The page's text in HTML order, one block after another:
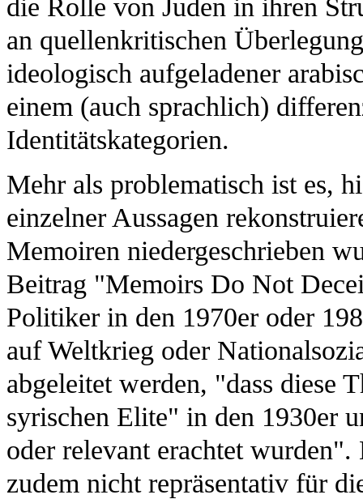
die Rolle von Juden in ihren
an quellenkritischen
ideologisch aufgeladener
einem (auch sprachlich)
Identitätskategorien.
Mehr als problematisch ist es,
einzelner Aussagen
Memoiren niedergeschrieben
Beitrag "Memoirs Do Not
Politiker in den 1970er oder
auf Weltkrieg oder
abgeleitet werden, "dass diese
syrischen Elite" in den 1930er
oder relevant erachtet
zudem nicht repräsentativ für